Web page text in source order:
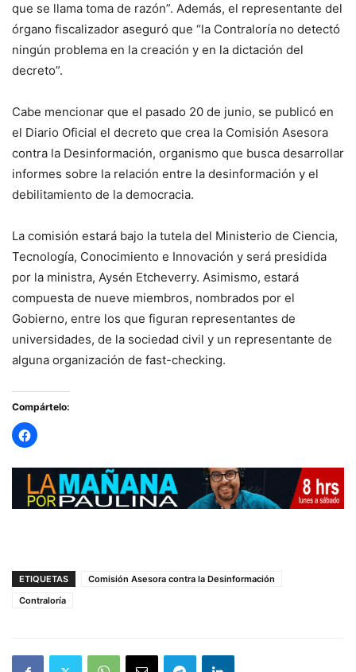
que se llama toma de razón”. Además, el representante del
órgano fiscalizador aseguró que “la Contraloría no detectó
ningún problema en la creación y en la dictación del
decreto”.
Cabe mencionar que el pasado 20 de junio, se publicó en
el Diario Oficial el decreto que crea la Comisión Asesora
contra la Desinformación, organismo que busca desarrollar
informes sobre la relación entre la desinformación y el
debilitamiento de la democracia.
La comisión estará bajo la tutela del Ministerio de Ciencia,
Tecnología, Conocimiento e Innovación y será presidida
por la ministra, Aysén Etcheverry. Asimismo, estará
compuesta de nueve miembros, nombrados por el
Gobierno, entre los que figuran representantes de
universidades, de la sociedad civil y un representante de
alguna organización de fast-checking.
Compártelo:
ETIQUETAS
Comisión Asesora contra la Desinformación
Contraloría